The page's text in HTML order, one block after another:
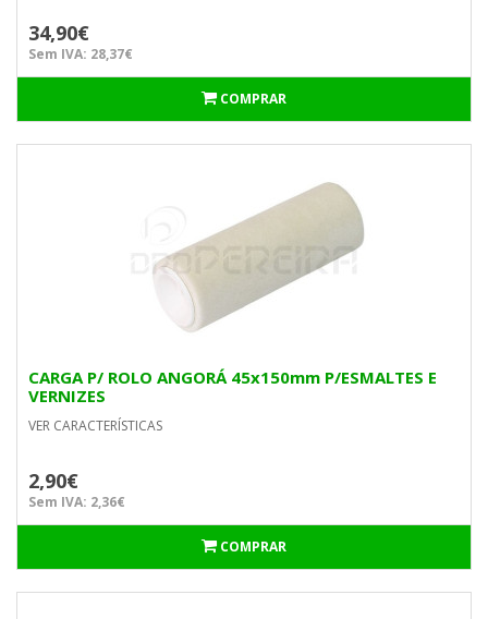
34,90€
Sem IVA: 28,37€
COMPRAR
CARGA P/ ROLO ANGORÁ 45x150mm P/ESMALTES E
VERNIZES
VER CARACTERÍSTICAS
2,90€
Sem IVA: 2,36€
COMPRAR